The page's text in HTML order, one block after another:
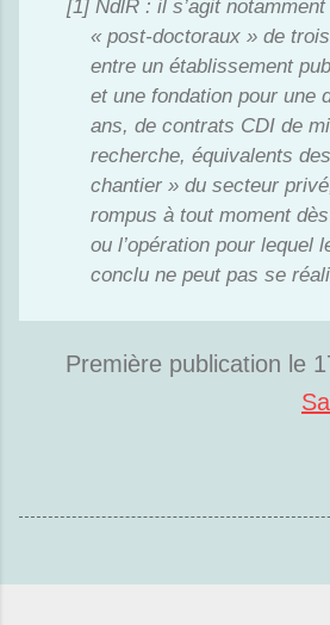
NdlR : il s’agit
« post-doctoraux » de
entre un établissement
et une fondation pour une
ans, de contrats CDI de
recherche, équivalents
chantier » du secteur
rompus à tout moment
ou l’opération pour lequel
conclu ne peut pas se
Première publication le